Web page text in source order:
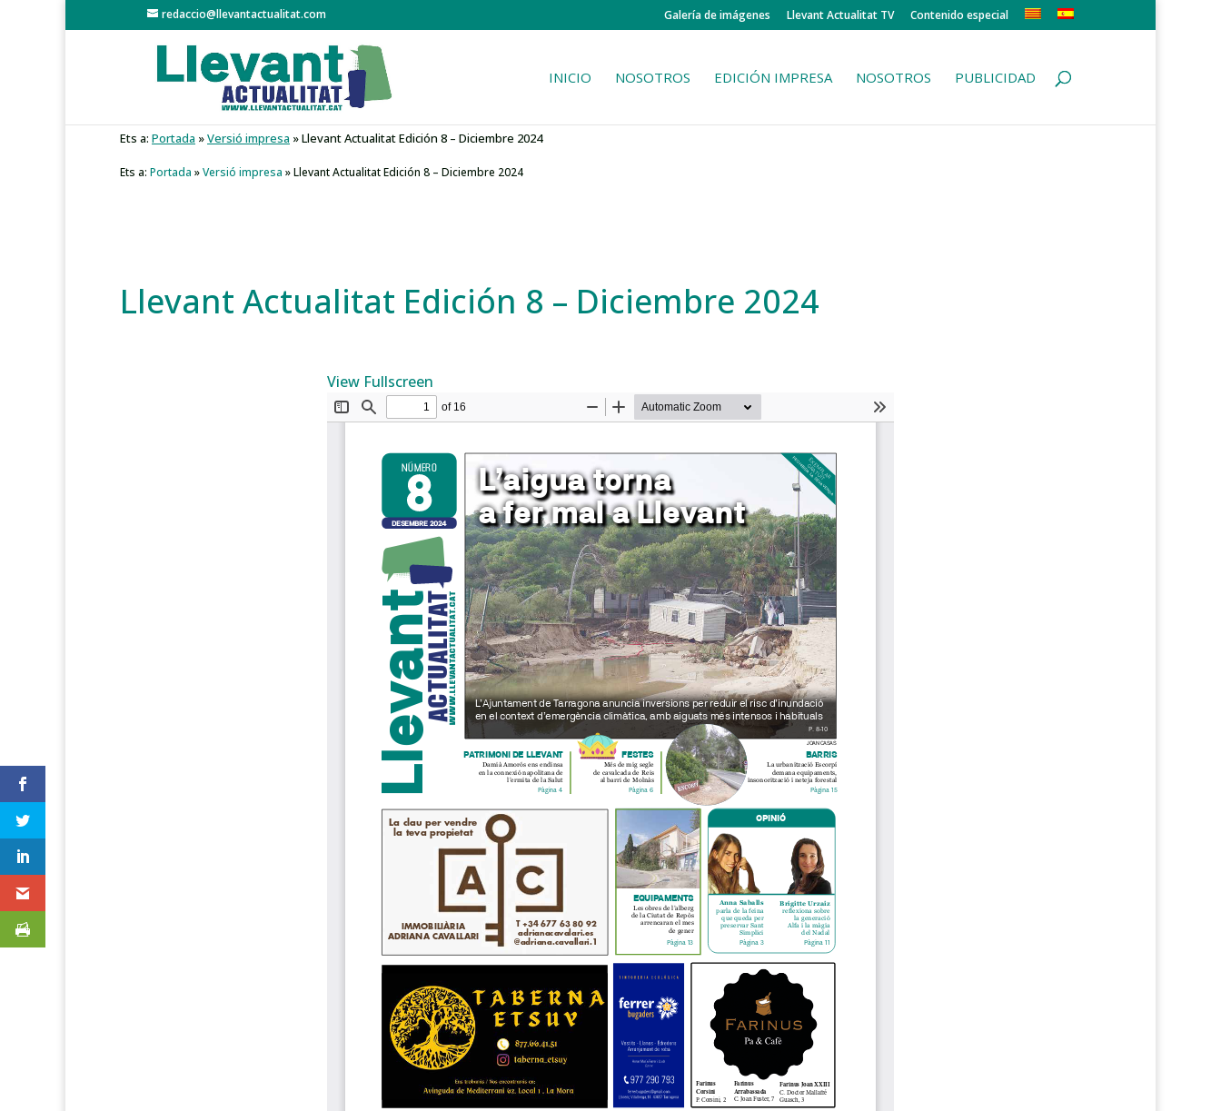
redaccio@llevantactualitat.com Galería de imágenes Llevant Actualitat TV Contenido especial
INICIO NOSOTROS EDICIÓN IMPRESA NOSOTROS PUBLICIDAD
Ets a: Portada »Versió impresa »Llevant Actualitat Edición 8 – Diciembre 2024
Ets a: Portada »Versió impresa »Llevant Actualitat Edición 8 – Diciembre 2024
Llevant Actualitat Edición 8 – Diciembre 2024
View Fullscreen